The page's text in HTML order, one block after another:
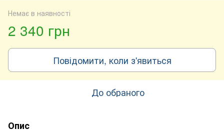
Немає в наявності
2 340 грн
Повідомити, коли з'явиться
До обраного
Опис